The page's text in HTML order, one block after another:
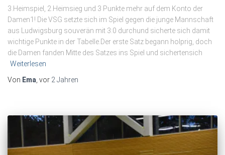
3.Heimspiel, 2.Heimsieg und 3 Punkte mehr auf dem Konto der
Damen1! Die VSG setzte sich im Spiel gegen die junge Mannschaft
aus Ludwigsburg souverän mit 3:0 durchund sicherte sich damit
wichtige Punkte in der Tabelle.Der erste Satz begann holprig, doch
die Damen fanden Mitte des Satzes ins Spiel und sichertensich
Weiterlesen
Von Ema , vor 2 Jahren